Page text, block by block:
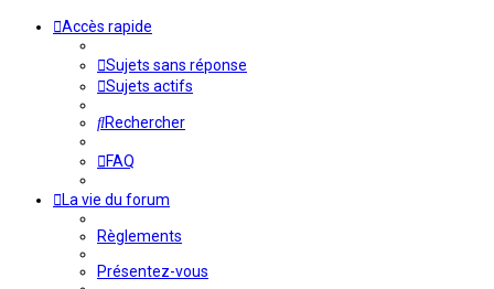
Accès rapide
Sujets sans réponse
Sujets actifs
Rechercher
FAQ
La vie du forum
Règlements
Présentez-vous